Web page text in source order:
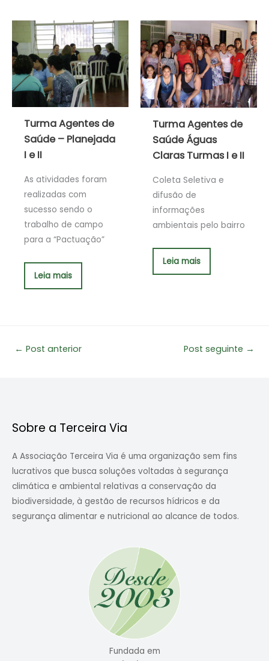
Turma Agentes de
Saúde – Planejada
I e II
As atividades foram
realizadas com
sucesso sendo o
trabalho de campo
para a “Pactuação”
Leia mais
Turma Agentes de
Saúde Águas
Claras Turmas I e II
Coleta Seletiva e
difusão de
informações
ambientais pelo bairro
Leia mais
Navegação
← Post anterior Post seguinte →
Sobre a Terceira Via
A Associação Terceira Via é uma organização sem fins
lucrativos que busca soluções voltadas à segurança
climática e ambiental relativas a conservação da
biodiversidade, à gestão de recursos hídricos e da
segurança alimentar e nutricional ao alcance de todos.
Fundada em